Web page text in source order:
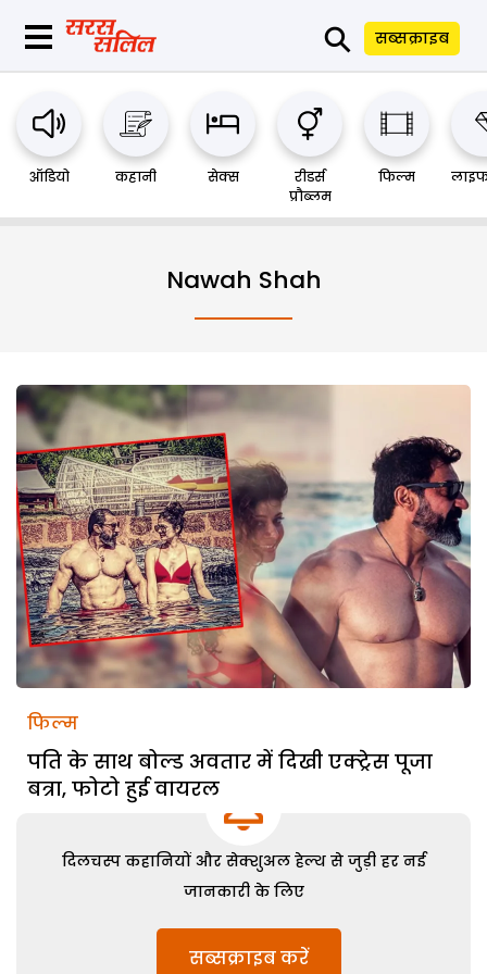
⚲ सब्सक्राइब
ऑडियो कहानी सेक्स
रीडर्स
प्रौब्लम
फिल्म
Nawah Shah
फिल्म
पति के साथ बोल्ड अवतार में दिखी एक्ट्रेस पूजा
बत्रा, फोटो हुई वायरल
दिलचस्प कहानियों और सेक्शुअल हेल्थ से जुड़ी हर नई
जानकारी के लिए
सब्सक्राइब करें